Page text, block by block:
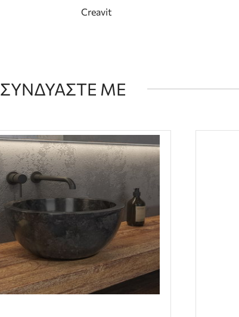
Creavit
ΣΥΝΔΥΑΣΤΕ ΜΕ